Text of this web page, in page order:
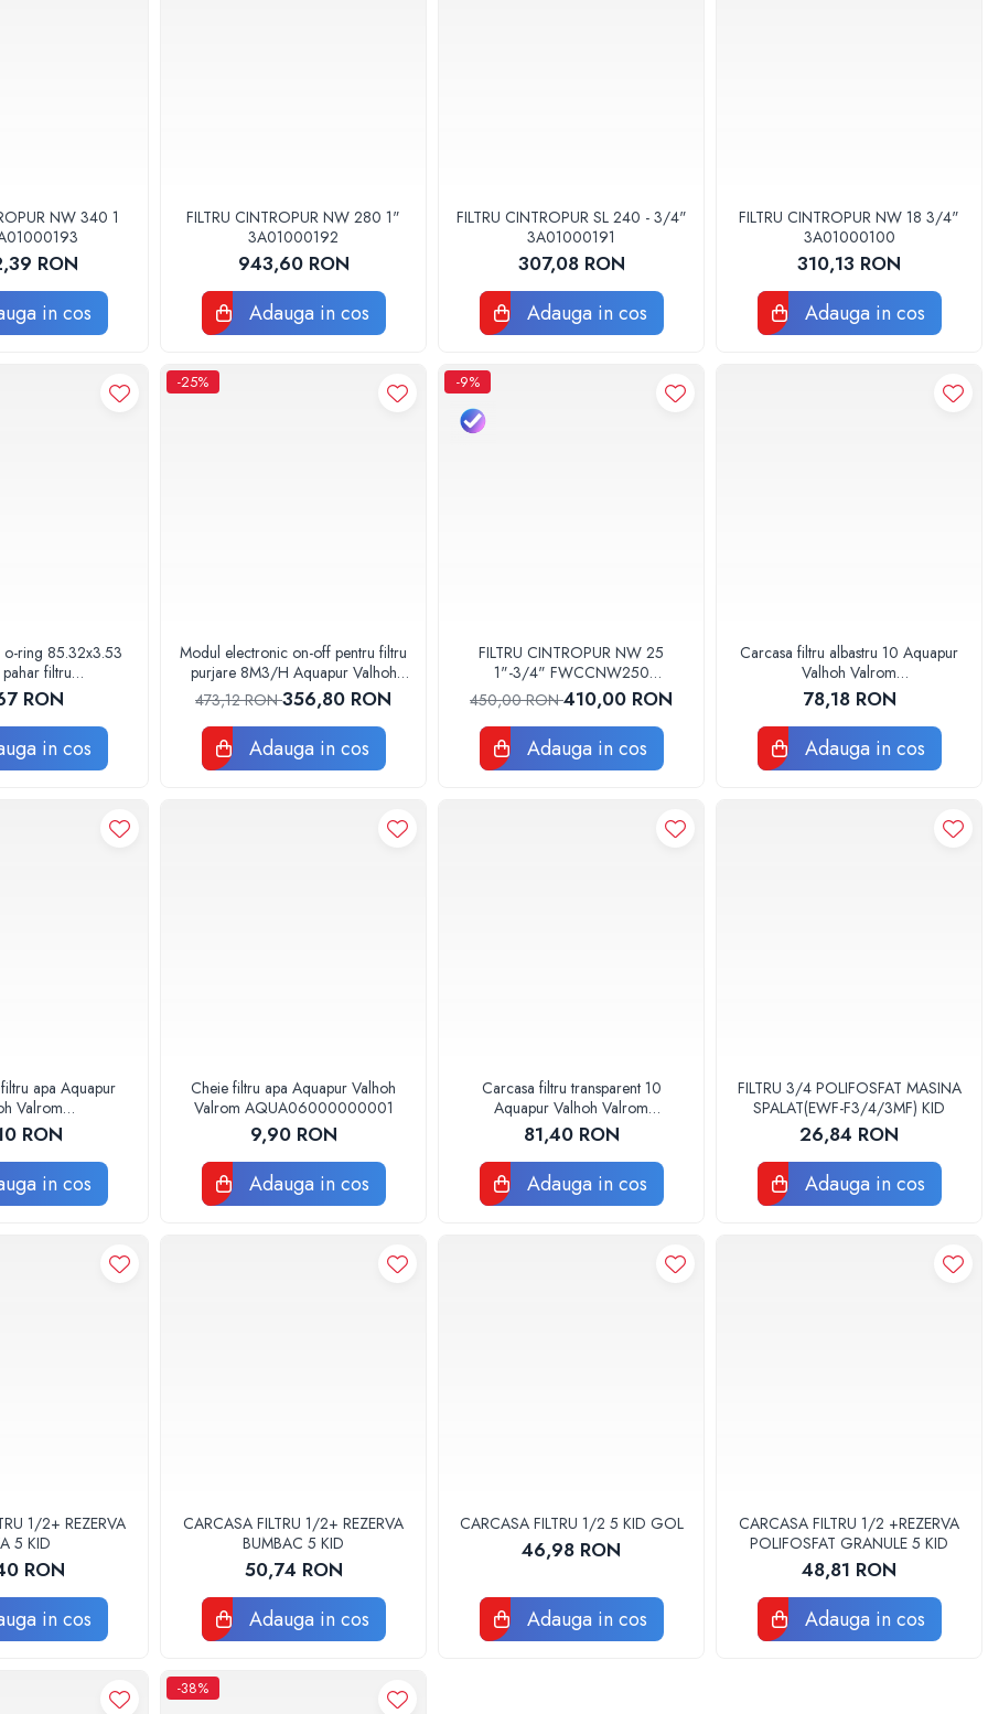
NW 340 1
RON
in cos
FILTRU CINTROPUR NW 280 1"
3A01000192
943,60 RON
Adauga in cos
FILTRU CINTROPUR SL 240 - 3/4"
3A01000191
307,08 RON
Adauga in cos
FILTRU CINTROPUR NW 18 3/4"
3A01000100
310,13 RON
Adauga in cos
o-ring 85.32x3.53
filtru
RON
in cos
-25%
Modul electronic on-off pentru filtru
purjare 8M3/H Aquapur Valhoh
Valrom 87258000040
473,12 RON356,80 RON
Adauga in cos
-9%
FILTRU CINTROPUR NW 25
1"-3/4" FWCCNW250
3A01000101
450,00 RON410,00 RON
Adauga in cos
Carcasa filtru albastru 10 Aquapur
Valhoh Valrom
AQUA00120001032
78,18 RON
Adauga in cos
apa Aquapur
Valrom
RON
in cos
Cheie filtru apa Aquapur Valhoh
Valrom AQUA06000000001
9,90 RON
Adauga in cos
Carcasa filtru transparent 10
Aquapur Valhoh Valrom
AQUA00110001032
81,40 RON
Adauga in cos
FILTRU 3/4 POLIFOSFAT MASINA
SPALAT(EWF-F3/4/3MF) KID
26,84 RON
Adauga in cos
1/2+ REZERVA
5 KID
RON
in cos
CARCASA FILTRU 1/2+ REZERVA
BUMBAC 5 KID
50,74 RON
Adauga in cos
CARCASA FILTRU 1/2 5 KID GOL
46,98 RON
Adauga in cos
CARCASA FILTRU 1/2 +REZERVA
POLIFOSFAT GRANULE 5 KID
48,81 RON
Adauga in cos
-38%